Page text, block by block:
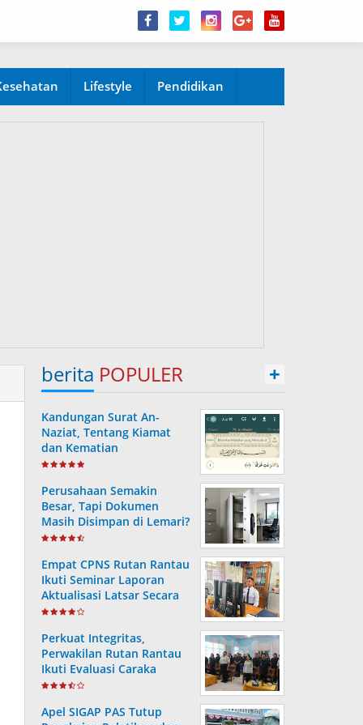
Lifestyle Pendidikan
berita POPULER +
Kandungan Surat An-
Naziat, Tentang Kiamat
dan Kematian
Perusahaan Semakin
Besar, Tapi Dokumen
Masih Disimpan di Lemari?
Ini Risiko yang Sering
Empat CPNS Rutan Rantau
Ikuti Seminar Laporan
Aktualisasi Latsar Secara
Virtual
Perkuat Integritas,
Perwakilan Rutan Rantau
Ikuti Evaluasi Caraka
LHKAN di Banjarmasin
Apel SIGAP PAS Tutup